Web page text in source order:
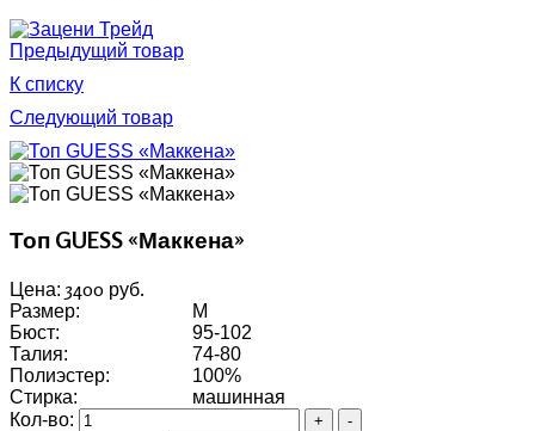
Предыдущий товар
К списку
Следующий товар
Топ GUESS «Маккена»
Цена: 3400 руб.
Размер:
M
Бюст:
95-102
Талия:
74-80
Полиэстер:
100%
Стирка:
машинная
Кол-во: